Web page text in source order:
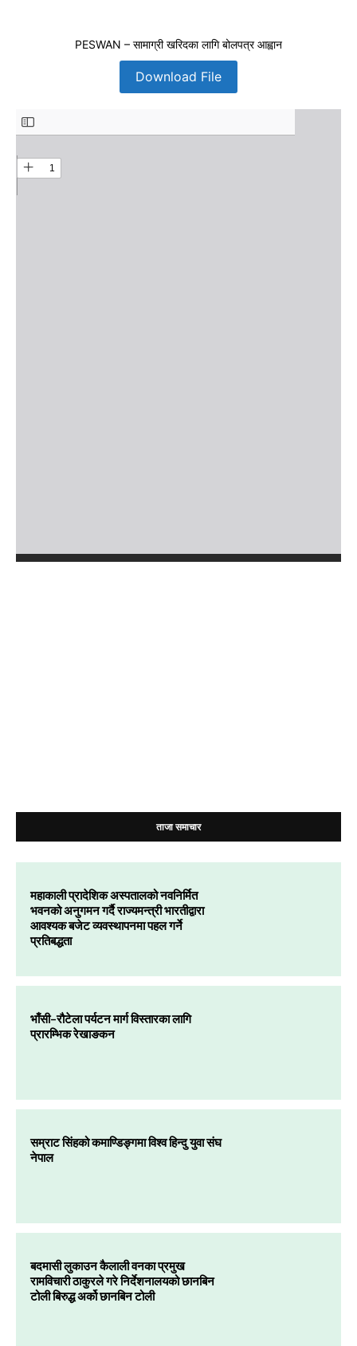
PESWAN – सामाग्री खरिदका लागि बोलपत्र आह्वान
Download File
ताजा समाचार
महाकाली प्रादेशिक अस्पतालको नवनिर्मित
भवनको अनुगमन गर्दै राज्यमन्त्री भारतीद्वारा
आवश्यक बजेट व्यवस्थापनमा पहल गर्ने
प्रतिबद्धता
भाँसी–रौटेला पर्यटन मार्ग विस्तारका लागि
प्रारम्भिक रेखाङकन
सम्राट सिंहको कमाण्डिङ्गमा विश्व हिन्दु युवा संघ
नेपाल
बदमासी लुकाउन कैलाली वनका प्रमुख
रामविचारी ठाकुरले गरे निर्देशनालयको छानबिन
टोली बिरुद्ध अर्को छानबिन टोली